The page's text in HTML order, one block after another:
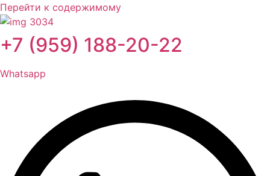
Перейти к содержимому
+7 (959) 188-20-22
Whatsapp